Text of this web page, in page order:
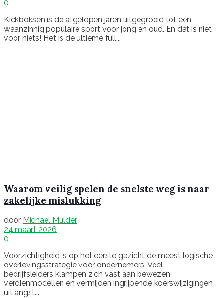
0
Kickboksen is de afgelopen jaren uitgegroeid tot een
waanzinnig populaire sport voor jong en oud. En dat is niet
voor niets! Het is de ultieme full...
Waarom veilig spelen de snelste weg is naar
zakelijke mislukking
door Michael Mulder
24 maart 2026
0
Voorzichtigheid is op het eerste gezicht de meest logische
overlevingsstrategie voor ondernemers. Veel
bedrijfsleiders klampen zich vast aan bewezen
verdienmodellen en vermijden ingrijpende koerswijzigingen
uit angst...